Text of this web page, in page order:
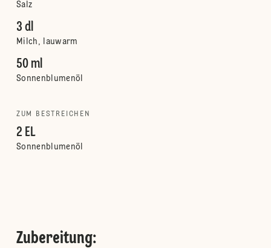
Salz
3 dl
Milch, lauwarm
50 ml
Sonnenblumenöl
ZUM BESTREICHEN
2 EL
Sonnenblumenöl
Zubereitung: